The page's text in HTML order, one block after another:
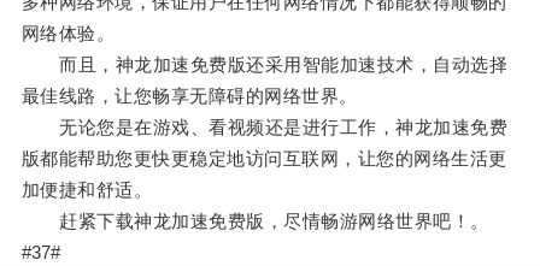
网络体验。
而且，神龙加速免费版还采用智能加速技术，自动选择
最佳线路，让您畅享无障碍的网络世界。
无论您是在游戏、看视频还是进行工作，神龙加速免费
版都能帮助您更快更稳定地访问互联网，让您的网络生活更
加便捷和舒适。
赶紧下载神龙加速免费版，尽情畅游网络世界吧！。
#37#